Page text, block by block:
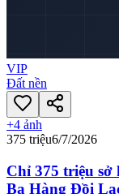
VIP
Đất nền
+4 ảnh
375 triệu6/7/2026
Chỉ 375 triệu sở
Ba Hàng Đồi